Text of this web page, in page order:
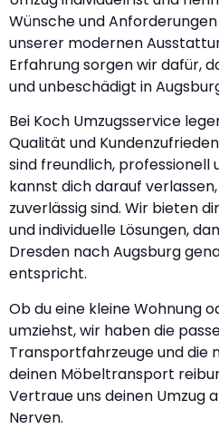
Wünsche und
unserer modernen
Erfahrung sorgen wir dafür,
und unbeschädigt in
Bei Koch Umzugsservice
Qualität und
sind freundlich, professionell
kannst dich darauf
zuverlässig sind. Wir bieten
und individuelle Lösungen,
Dresden nach Augsburg
entspricht.
Ob du eine kleine Wohnung
umziehst, wir haben die
Transportfahrzeuge und die
deinen Möbeltransport
Vertraue uns deinen Umzug
Nerven.